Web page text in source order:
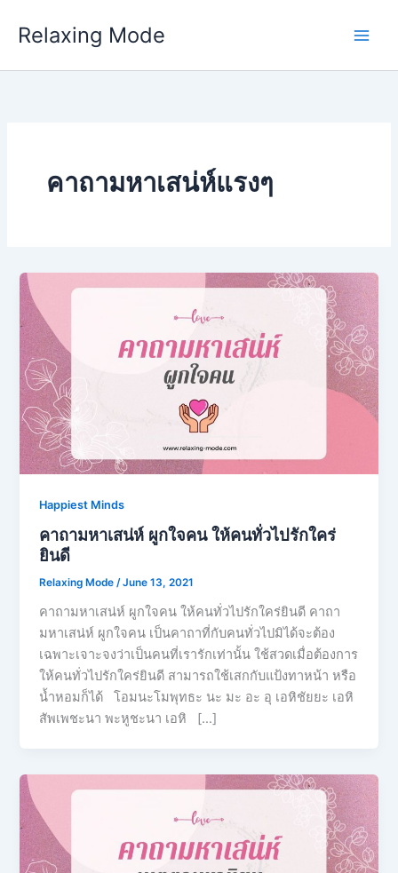
Relaxing Mode
คาถามหาเสน่ห์แรงๆ
Happiest Minds
คาถามหาเสน่ห์ ผูกใจคน ให้คนทั่วไปรักใคร่
ยินดี
Relaxing Mode/June 13, 2021
คาถามหาเสน่ห์ ผูกใจคน ให้คนทั่วไปรักใคร่ยินดี คาถา
มหาเสน่ห์ ผูกใจคน เป็นคาถาที่กับคนทั่วไปมิได้จะต้อง
เฉพาะเจาะจงว่าเป็นคนที่เรารักเท่านั้น ใช้สวดเมื่อต้องการ
ให้คนทั่วไปรักใคร่ยินดี สามารถใช้เสกกับแป้งทาหน้า หรือ
น้ำหอมก็ได้ โอมนะโมพุทธะ นะ มะ อะ อุ เอหิชัยยะ เอหิ
สัพเพชะนา พะหูชะนา เอหิ […]